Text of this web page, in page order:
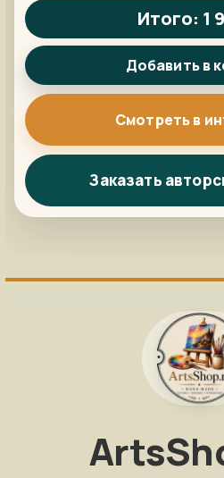
Итого: 1
Добавить в
Смотреть в
Заказать